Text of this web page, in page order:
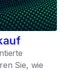
Sie, wie